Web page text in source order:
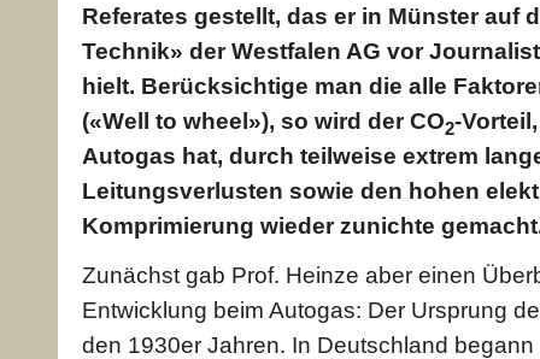
Referates gestellt, das er in Münster auf
Technik» der Westfalen AG vor
hielt. Berücksichtige man die alle
(«Well to wheel»), so wird der CO2-
Autogas hat, durch teilweise extrem
Leitungsverlusten sowie den hohen
Komprimierung wieder zunichte
Zunächst gab Prof. Heinze aber einen
Entwicklung beim Autogas: Der Ursprung
den 1930er Jahren. In Deutschland